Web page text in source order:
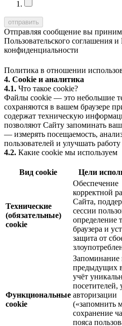
Отправляя сообщение вы
Пользовательского соглашения и
конфиденциальности
Политика в отношении
4. Cookie и аналитика
4.1. Что такое cookie?
Файлы cookie — это небольшие
сохраняются в вашем браузере
содержат техническую
позволяют Сайту запоминать
— измерять посещаемость,
пользователей и улучшать
4.2. Какие cookie мы используем
Вид cookie Цели
Технические
(обязательные)
cookie
Обеспечение
корректной
Сайта,
сессии
определение
браузера и
защита от
Функциональные
cookie
Запоминание
предыдущих
учёт
авторизации
(«запомнить
сохранение
пояса